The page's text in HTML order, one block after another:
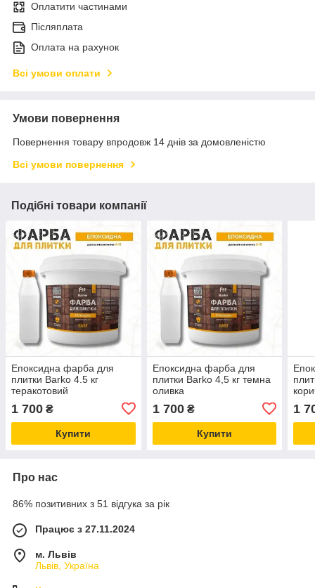
Оплатити частинами
Післяплата
Оплата на рахунок
Всі умови оплати
Умови повернення
Повернення товару впродовж 14 днів за домовленістю
Всі умови повернення
Подібні товари компанії
Епоксидна фарба для
плитки Barko 4.5 кг
теракотовий
1 700 ₴
Купити
Епоксидна фарба для
плитки Barko 4,5 кг темна
оливка
1 700₴
Купити
1
Про нас
86% позитивних з 51 відгука за рік
Працює з 27.11.2024
м. Львів
Львів, Україна